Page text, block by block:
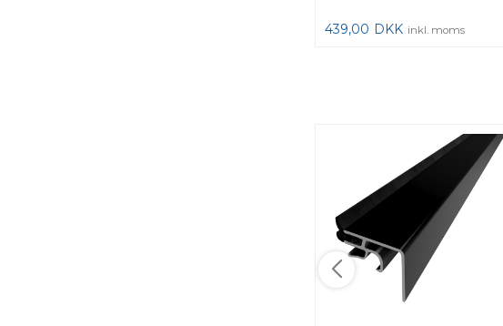
439,00 DKK inkl. moms